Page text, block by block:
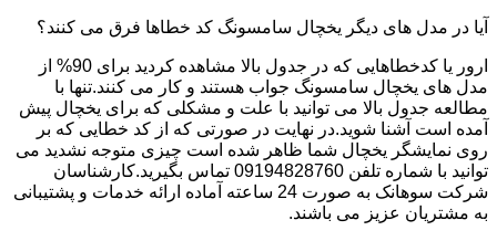
آیا در مدل های دیگر یخچال سامسونگ کد خطاها فرق می کنند؟
ارور یا کدخطاهایی که در جدول بالا مشاهده کردید برای 90% از
مدل های یخچال سامسونگ جواب هستند و کار می کنند.تنها با
مطالعه جدول بالا می توانید با علت و مشکلی که برای یخچال پیش
آمده است آشنا شوید.در نهایت در صورتی که از کد خطایی که بر
روی نمایشگر یخچال شما ظاهر شده است چیزی متوجه نشدید می
توانید با شماره تلفن 09194828760 تماس بگیرید.کارشناسان
شرکت سوهانک به صورت 24 ساعته آماده ارائه خدمات و پشتیبانی
به مشتریان عزیز می باشند.